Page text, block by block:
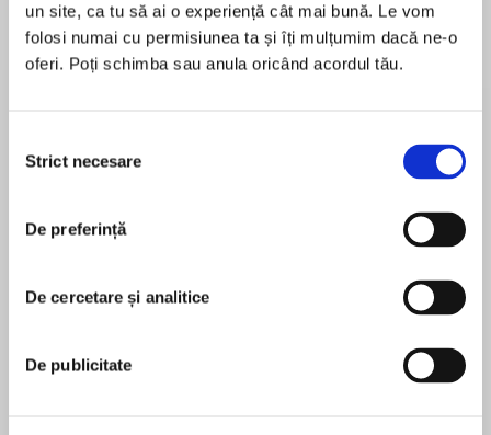
un site, ca tu să ai o experiență cât mai bună. Le vom
folosi numai cu permisiunea ta și îți mulțumim dacă ne-o
oferi. Poți schimba sau anula oricând acordul tău.
consimțământului
Strict necesare
De preferință
De cercetare și analitice
De publicitate
Desprecarte
When a Japanese-American is charged with the
starring Ethan Hawke, directed by Scott Hicks
San Piedro Island in Puget Sound is a place so
to make enemies. But in 1954 a local fisherman
is found suspiciously drowned, and a Japanese-
American named Kabuo Miyamoto is charged
with his murder.
În acest moment nu există recenzii
David Guterson
David Guterson is the author of the novels Snow
Falling on Cedars and East of the Mountains, as